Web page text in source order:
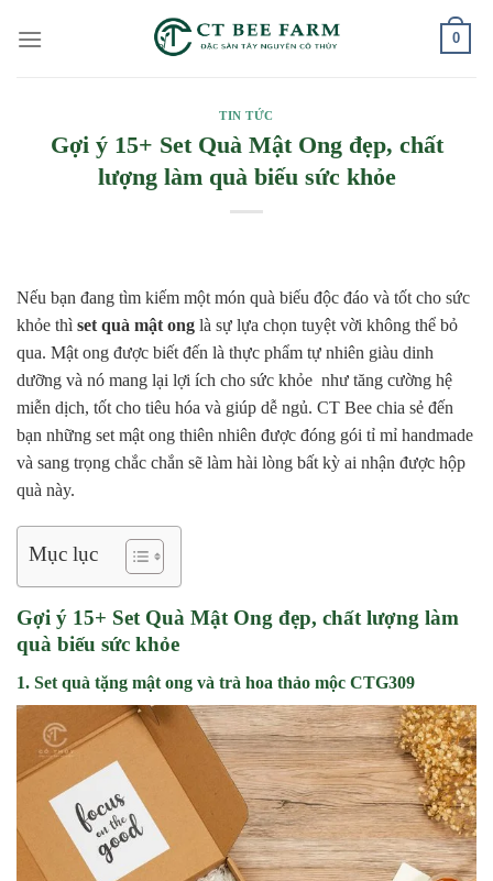
0
TIN TỨC
Gợi ý 15+ Set Quà Mật Ong đẹp, chất
lượng làm quà biếu sức khỏe
Nếu bạn đang tìm kiếm một món quà biếu độc đáo và tốt cho sức
khỏe thì set quà mật ong là sự lựa chọn tuyệt vời không thể bỏ
qua. Mật ong được biết đến là thực phẩm tự nhiên giàu dinh
dưỡng và nó mang lại lợi ích cho sức khỏe như tăng cường hệ
miễn dịch, tốt cho tiêu hóa và giúp dễ ngủ. CT Bee chia sẻ đến
bạn những set mật ong thiên nhiên được đóng gói tỉ mỉ handmade
và sang trọng chắc chắn sẽ làm hài lòng bất kỳ ai nhận được hộp
quà này.
Mục lục
Gợi ý 15+ Set Quà Mật Ong đẹp, chất lượng làm
quà biếu sức khỏe
1. Set quà tặng mật ong và trà hoa thảo mộc CTG309